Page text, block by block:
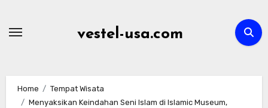
vestel-usa.com
Home
Tempat Wisata
Menyaksikan Keindahan Seni Islam di Islamic Museum,